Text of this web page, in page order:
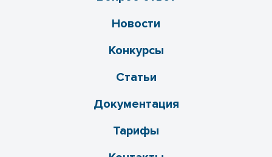
Новости
Конкурсы
Статьи
Документация
Тарифы